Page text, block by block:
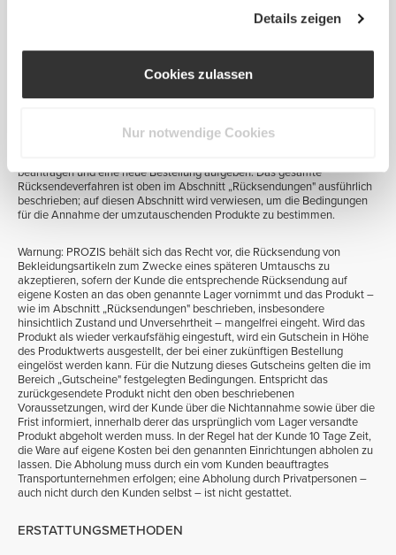
Details zeigen
Cookies zulassen
Nur notwendige Cookies
Verantwortung ab, wird die Beschwerde zurückgewiesen und es kann
keine Ersatzlieferung erfolgen. Die Rückerstattung unterliegt dann den
UMTAUSCH
Grundsätzlich sind direkte Umtausche von Produkten nicht möglich. Um
das gewünschte Produkt bzw. die gewünschten Produkte zu erhalten,
beantragen und eine neue Bestellung aufgeben. Das gesamte
Rücksendeverfahren ist oben im Abschnitt „Rücksendungen" ausführlich
beschrieben; auf diesen Abschnitt wird verwiesen, um die Bedingungen
für die Annahme der umzutauschenden Produkte zu bestimmen.
Warnung: PROZIS behält sich das Recht vor, die Rücksendung von
Bekleidungsartikeln zum Zwecke eines späteren Umtauschs zu
akzeptieren, sofern der Kunde die entsprechende Rücksendung auf
eigene Kosten an das oben genannte Lager vornimmt und das Produkt –
wie im Abschnitt „Rücksendungen" beschrieben, insbesondere
hinsichtlich Zustand und Unversehrtheit – mangelfrei eingeht. Wird das
Produkt als wieder verkaufsfähig eingestuft, wird ein Gutschein in Höhe
des Produktwerts ausgestellt, der bei einer zukünftigen Bestellung
eingelöst werden kann. Für die Nutzung dieses Gutscheins gelten die im
Bereich „Gutscheine" festgelegten Bedingungen. Entspricht das
zurückgesendete Produkt nicht den oben beschriebenen
Voraussetzungen, wird der Kunde über die Nichtannahme sowie über die
Frist informiert, innerhalb derer das ursprünglich vom Lager versandte
Produkt abgeholt werden muss. In der Regel hat der Kunde 10 Tage Zeit,
die Ware auf eigene Kosten bei den genannten Einrichtungen abholen zu
lassen. Die Abholung muss durch ein vom Kunden beauftragtes
Transportunternehmen erfolgen; eine Abholung durch Privatpersonen –
auch nicht durch den Kunden selbst – ist nicht gestattet.
ERSTATTUNGSMETHODEN